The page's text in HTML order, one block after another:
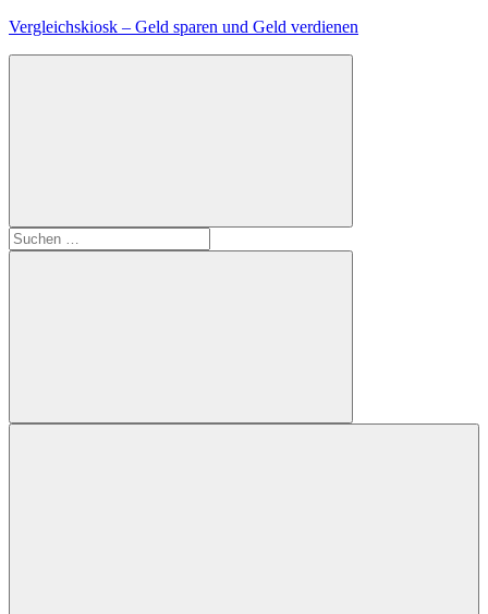
Zum
Vergleichskiosk – Geld sparen und Geld verdienen
Suchen
nach:
Suchen